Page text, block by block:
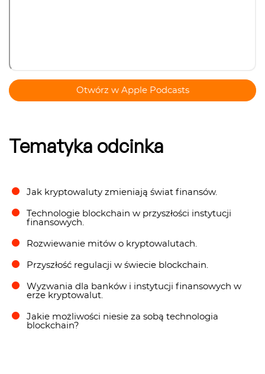
Otwórz w Apple Podcasts
Tematyka odcinka
Jak kryptowaluty zmieniają świat finansów.
Technologie blockchain w przyszłości instytucji
finansowych.
Rozwiewanie mitów o kryptowalutach.
Przyszłość regulacji w świecie blockchain.
Wyzwania dla banków i instytucji finansowych w
erze kryptowalut.
Jakie możliwości niesie za sobą technologia
blockchain?